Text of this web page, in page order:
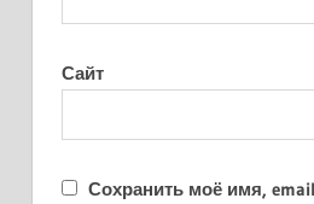
Сайт
Сохранить моё имя,